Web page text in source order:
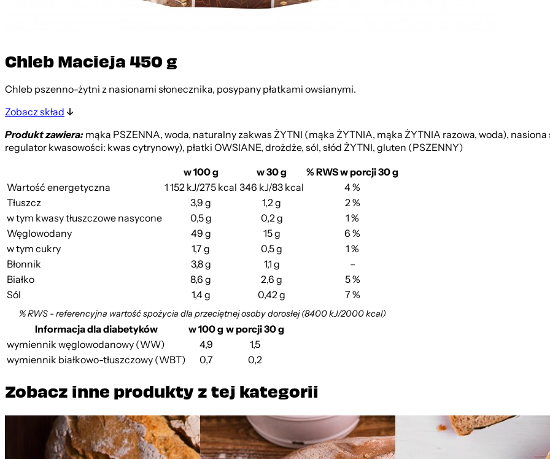
Chleb Macieja 450 g
Chleb pszenno-żytni z nasionami słonecznika, posypany płatkami owsianymi.
Zobacz skład
Produkt zawiera:mąka PSZENNA, woda, naturalny zakwas ŻYTNI (mąka ŻYTNIA, mąka ŻYTNIA razowa, woda),
regulator kwasowości: kwas cytrynowy), płatki OWSIANE, drożdże, sól, słód ŻYTNI, gluten (PSZENNY)
w 100 g
w 30 g
% RWS w porcji 30 g
Wartość energetyczna
1 152 kJ/275 kcal 346 kJ/83 kcal
4 %
Tłuszcz
3,9 g 1,2 g
2 %
w tym kwasy tłuszczowe nasycone
0,5 g 0,2 g
1 %
Węglowodany
49 g 15 g
6 %
w tym cukry
1,7 g 0,5 g
1 %
Błonnik
3,8 g 1,1 g
–
Białko
8,6 g 2,6 g
5 %
Sól
1,4 g 0,42 g 7 %
% RWS - referencyjna wartość spożycia dla przeciętnej osoby dorosłej (8400 kJ/2000 kcal)
Informacja dla diabetyków w 100 gw porcji 30 g
wymiennik węglowodanowy (WW)
4,9
1,5
wymiennik białkowo-tłuszczowy (WBT)
0,7 0,2
Zobacz inne produkty z tej kategorii